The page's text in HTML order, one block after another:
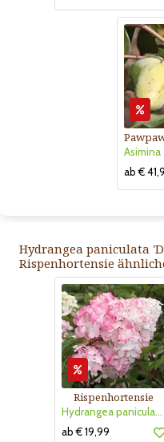
ab €
Hydrangea paniculata
Rispenhortensie
Rispenhortensie
Hydrangea paniculata 'Vanille Fraise'
ab € 19,99